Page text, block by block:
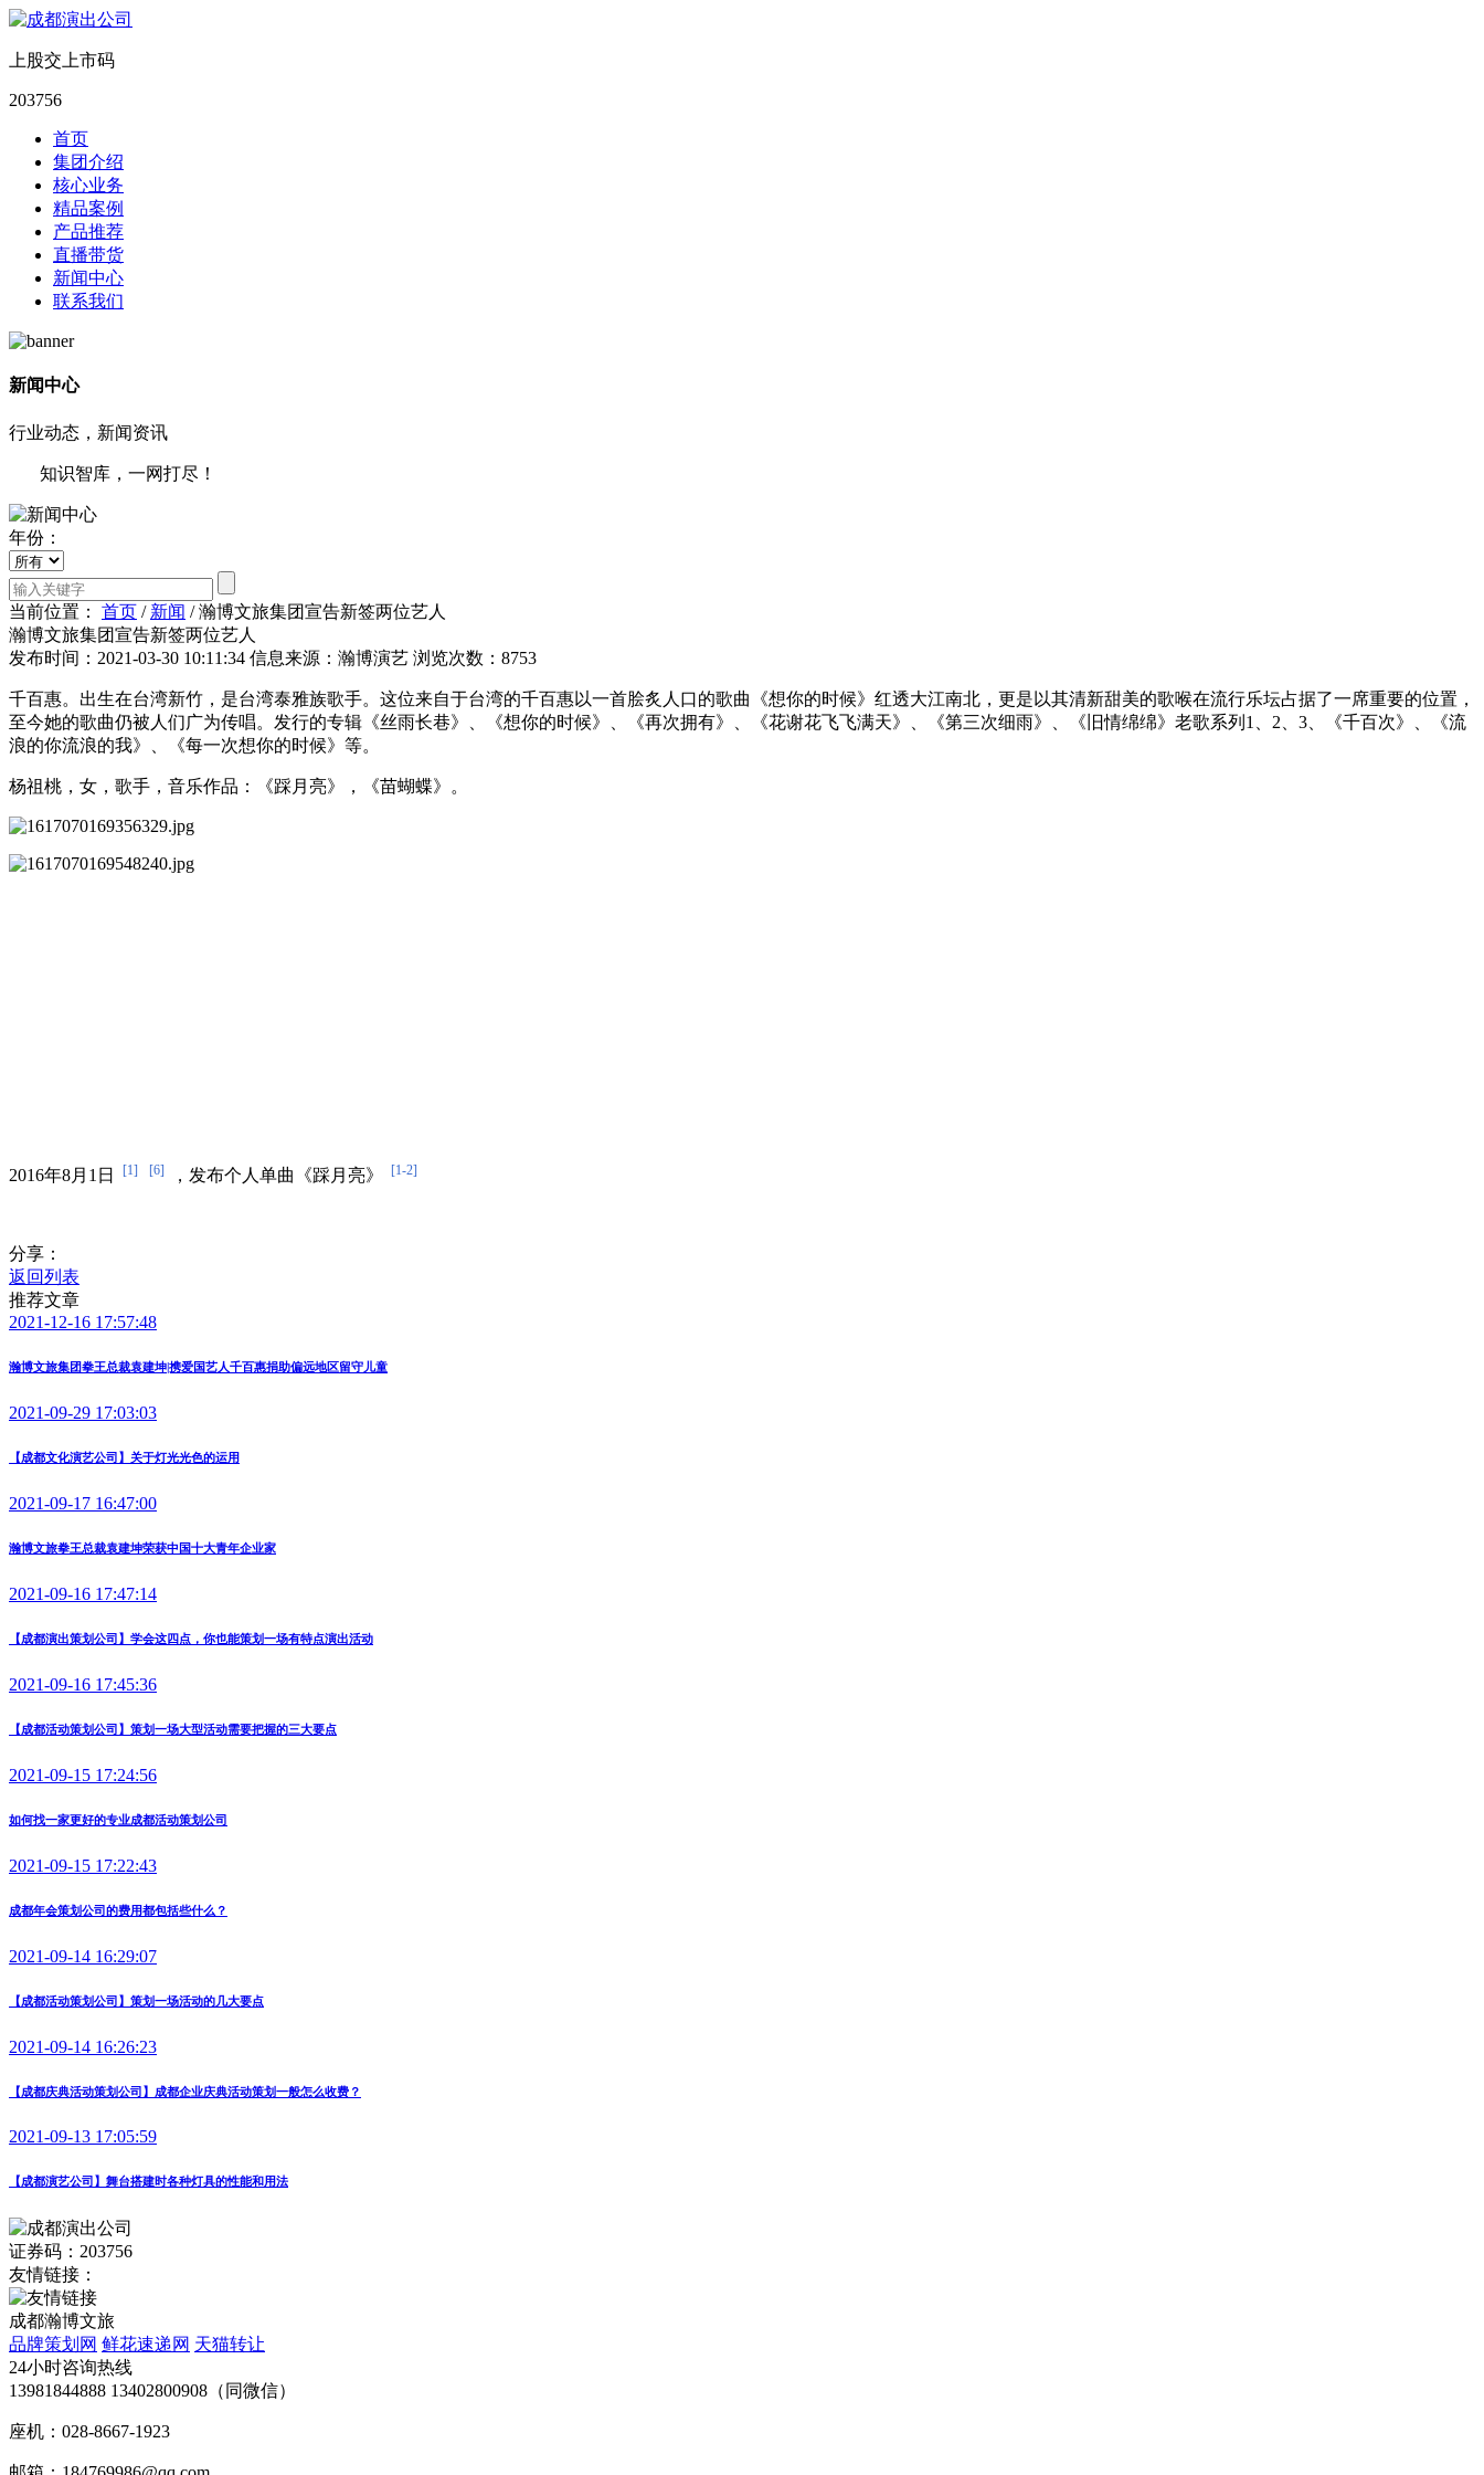
上股交上市码
203756
首页
集团介绍
核心业务
精品案例
产品推荐
直播带货
新闻中心
联系我们
新闻中心
行业动态，新闻资讯
知识智库，一网打尽！
年份：
当前位置： 首页 / 新闻 /瀚博文旅集团宣告新签两位艺人
瀚博文旅集团宣告新签两位艺人
发布时间：2021-03-30 10:11:34 信息来源：瀚博演艺 浏览次数：8753
千百惠。出生在台湾新竹，是台湾泰雅族歌手。这位来自于台湾的千百惠以一首脍炙人口的歌曲《想你的时候》红透大江南北，更是以其清新甜美的歌喉在流行乐坛占据了一席重要的位置，
至今她的歌曲仍被人们广为传唱。发行的专辑《丝雨长巷》、《想你的时候》、《再次拥有》、《花谢花飞飞满天》、《第三次细雨》、《旧情绵绵》老歌系列1、2、3、《千百次》、《流
浪的你流浪的我》、《每一次想你的时候》等。
杨祖桃，女，歌手，音乐作品：《踩月亮》，《苗蝴蝶》。
2016年8月1日 [1] [6] ，发布个人单曲《踩月亮》 [1-2]
分享：
返回列表
推荐文章
2021-12-16 17:57:48
瀚博文旅集团拳王总裁袁建坤|携爱国艺人千百惠捐助偏远地区留守儿童
2021-09-29 17:03:03
【成都文化演艺公司】关于灯光光色的运用
2021-09-17 16:47:00
瀚博文旅拳王总裁袁建坤荣获中国十大青年企业家
2021-09-16 17:47:14
【成都演出策划公司】学会这四点，你也能策划一场有特点演出活动
2021-09-16 17:45:36
【成都活动策划公司】策划一场大型活动需要把握的三大要点
2021-09-15 17:24:56
如何找一家更好的专业成都活动策划公司
2021-09-15 17:22:43
成都年会策划公司的费用都包括些什么？
2021-09-14 16:29:07
【成都活动策划公司】策划一场活动的几大要点
2021-09-14 16:26:23
【成都庆典活动策划公司】成都企业庆典活动策划一般怎么收费？
2021-09-13 17:05:59
【成都演艺公司】舞台搭建时各种灯具的性能和用法
证券码：203756
友情链接：
成都瀚博文旅
品牌策划网 鲜花速递网 天猫转让
24小时咨询热线
13981844888 13402800908（同微信）
座机：028-8667-1923